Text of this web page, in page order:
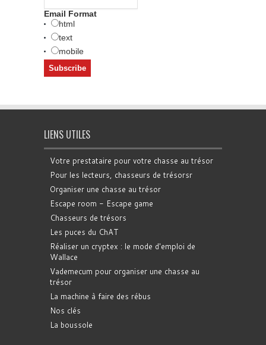
Email Format
html
text
mobile
LIENS UTILES
Votre prestataire pour votre chasse au trésor
Pour les lecteurs, chasseurs de trésorsr
Organiser une chasse au trésor
Escape room - Escape game
Chasseurs de trésors
Les puces du ChAT
Réaliser un cryptex : le mode d'emploi de
Wallace
Vademecum pour organiser une chasse au
trésor
La machine à faire des rébus
Nos clés
La boussole